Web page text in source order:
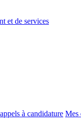
et de services
à candidature Mes